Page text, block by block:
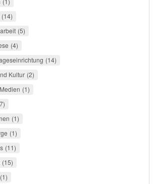
14
5
4
14
Kultur 2
1
7
1
1
11
15
1